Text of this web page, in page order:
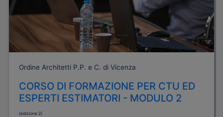
Ordine Architetti P.P. e C. di Vicenza
CORSO DI FORMAZIONE PER CTU ED
ESPERTI ESTIMATORI - MODULO 2
(edizione 2)